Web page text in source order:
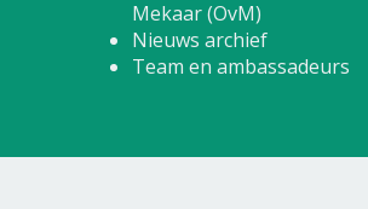
Mekaar (OvM)
Nieuws archief
Team en ambassadeurs